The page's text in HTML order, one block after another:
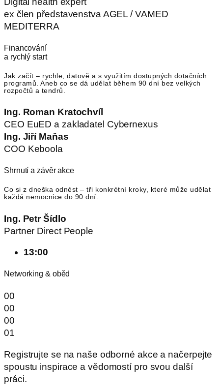
ex člen představenstva AGEL / VAMED
MEDITERRA
Financování
a rychlý start
Jak začít – rychle, datově a s využitím dostupných dotačních
programů. Aneb co se dá udělat během 90 dní bez velkých
rozpočtů a tendrů.
Ing. Roman Kratochvíl
CEO EuED a zakladatel Cybernexus
Ing. Jiří Maňas
COO Keboola
Shrnutí a závěr akce
Co si z dneška odnést – tři konkrétní kroky, které může udělat
každá nemocnice do 90 dní.
Ing. Petr Šídlo
Partner Direct People
13:00
Networking & oběd​
00
00
00
01
Registrujte se na naše odborné akce a načerpejte
spoustu inspirace a vědomostí pro svou další
práci.